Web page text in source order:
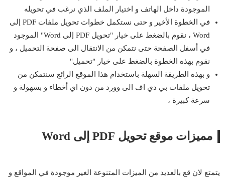
الموجودة داخل الهاتف و اختيار الملف الذي نرغب في تحويله
في الخطوة الأخير و حتى نستكمل خطوات تحويل ملفات PDF إلى
Word ، نقوم بالضغط على خيار "تحويل PDF إلى Word" الموجود
في أسفل الصفحة حتى نتمكن من الانتقال الى صفحة التحميل ، و
نقوم بهذه الخطوة بالضغط على خيار "تحميل"
و بهذه الطريقة السهلة باستخدام هذا الموقع الرائع سنتمكن من
تحويل ملفات بي دي اف الى وورد من دون اي أخطاء و بسهولة و
سرعة كبيرة ،
مميزات موقع تحويل PDF إلى Word
يتمتع لان قع بالعديد من الميزات المتنوعة الغير موجودة في المواقع و